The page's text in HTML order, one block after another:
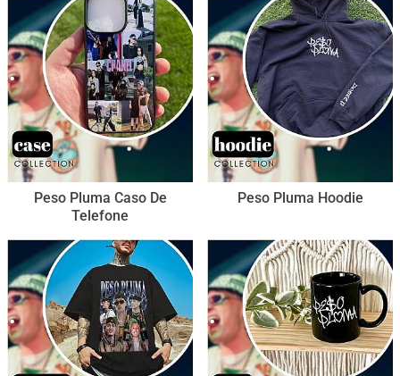
Peso Pluma Caso De
Telefone
Peso Pluma Hoodie